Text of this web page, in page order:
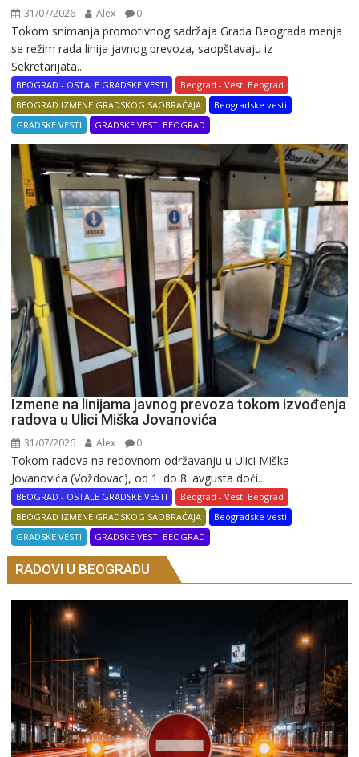
31/07/2026 Alex 0
Tokom snimanja promotivnog sadržaja Grada Beograda menja
se režim rada linija javnog prevoza, saopštavaju iz
Sekretarijata...
BEOGRAD - OSTALE GRADSKE VESTI
Beograd - Vesti Beograd
BEOGRAD IZMENE GRADSKOG SAOBRAĆAJA
Beogradske vesti
GRADSKE VESTI
GRADSKE VESTI BEOGRAD
Izmene na linijama javnog prevoza tokom izvođenja
radova u Ulici Miška Jovanovića
31/07/2026 Alex 0
Tokom radova na redovnom održavanju u Ulici Miška
Jovanovića (Voždovac), od 1. do 8. avgusta doći...
BEOGRAD - OSTALE GRADSKE VESTI
Beograd - Vesti Beograd
BEOGRAD IZMENE GRADSKOG SAOBRAĆAJA
Beogradske vesti
GRADSKE VESTI
GRADSKE VESTI BEOGRAD
RADOVI U BEOGRADU